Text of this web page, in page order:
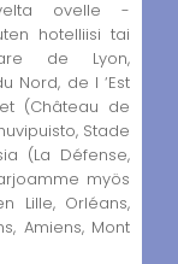
ovelle -
hotelliisi tai
de Lyon,
Nord, de l ‘Est
(Château de
Stade
(La Défense,
myös
Lille, Orléans,
Amiens, Mont